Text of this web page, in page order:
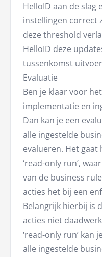
HelloID aan de slag
instellingen correct
deze threshold
HelloID deze
tussenkomst
Evaluatie
Ben je klaar voor
implementatie en
Dan kan je een
alle ingestelde
evalueren. Het
‘read-only run’,
van de business
acties het bij een
Belangrijk hierbij is
acties niet
‘read-only run’ kan
alle ingestelde